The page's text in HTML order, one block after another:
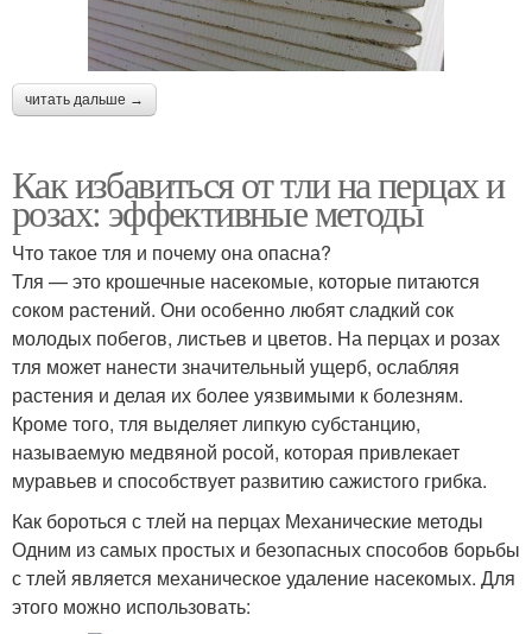
читать дальше →
Как избавиться от тли на перцах и
розах: эффективные методы
Что такое тля и почему она опасна?
Тля — это крошечные насекомые, которые питаются
соком растений. Они особенно любят сладкий сок
молодых побегов, листьев и цветов. На перцах и розах
тля может нанести значительный ущерб, ослабляя
растения и делая их более уязвимыми к болезням.
Кроме того, тля выделяет липкую субстанцию,
называемую медвяной росой, которая привлекает
муравьев и способствует развитию сажистого грибка.
Как бороться с тлей на перцах Механические методы
Одним из самых простых и безопасных способов борьбы
с тлей является механическое удаление насекомых. Для
этого можно использовать: